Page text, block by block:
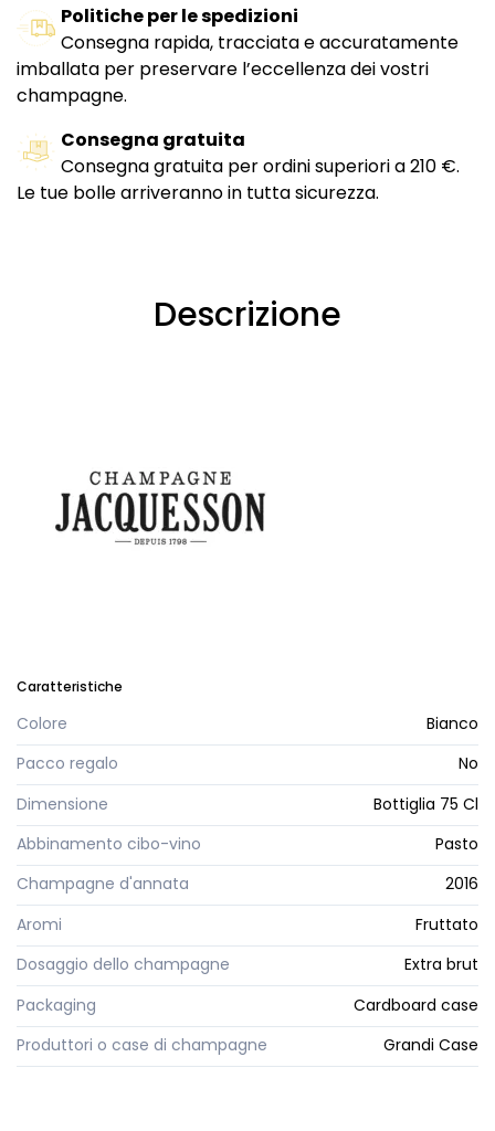
Politiche per le spedizioni
Consegna rapida, tracciata e accuratamente
imballata per preservare l’eccellenza dei vostri
champagne.
Consegna gratuita
Consegna gratuita per ordini superiori a 210 €.
Le tue bolle arriveranno in tutta sicurezza.
Descrizione
Caratteristiche
Colore
Bianco
Pacco regalo
No
Dimensione
Bottiglia 75 Cl
Abbinamento cibo-vino
Pasto
Champagne d'annata
2016
Aromi
Fruttato
Dosaggio dello champagne
Extra brut
Packaging
Cardboard case
Produttori o case di champagne
Grandi Case